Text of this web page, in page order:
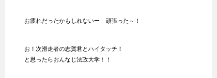
お疲れだったかもしれないー 頑張った～！
お！次滑走者の志賀君とハイタッチ！
と思ったらおんなじ法政大学！！